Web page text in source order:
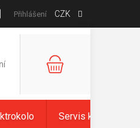
CZK
Přihlášení
NÁKUPNÍ
Servis kol